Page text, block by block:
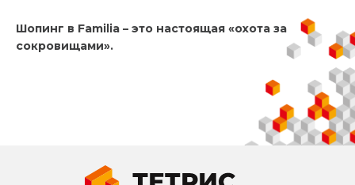
Шопинг в Familia – это настоящая «охота за
сокровищами».